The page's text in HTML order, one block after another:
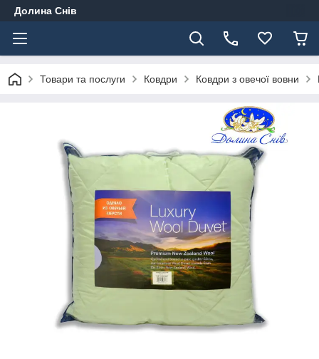
Долина Снів
Товари та послуги Ковдри Ковдри з овечої вовни